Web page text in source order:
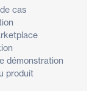
cas
démonstration
produit